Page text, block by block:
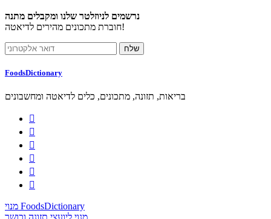
נרשמים לניוזלטר שלנו ומקבלים מתנה
חוברת מתכונים מהירים לדיאטה!
FoodsDictionary
בריאות, תזונה, מתכונים, כלים לדיאטה ומחשבונים






מנוי FoodsDictionary